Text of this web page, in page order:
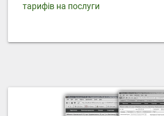
тарифів на послуги